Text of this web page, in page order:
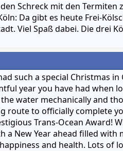
Schreck mit den Termiten
Da gibt es heute Frei-
Viel Spaß dabei. Die drei
such a special Christmas
year you have had when
water mechanically and
route to officially complete
Trans-Ocean Award!
a New Year ahead filled with
and health. Lots of